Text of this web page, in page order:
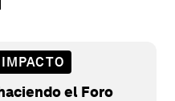
el Foro